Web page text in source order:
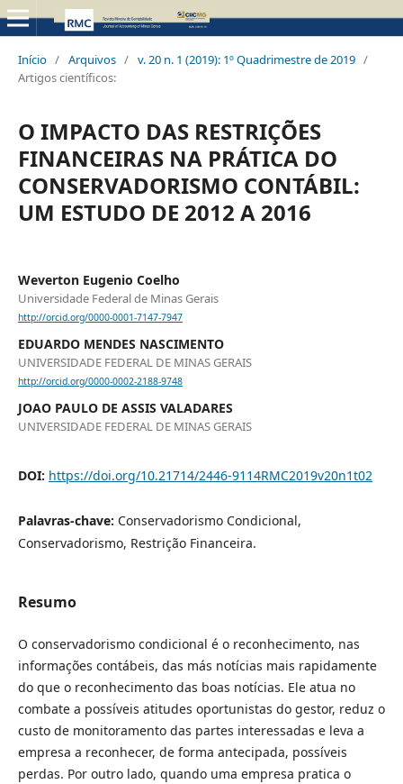
Início / Arquivos / v. 20 n. 1 (2019): 1º Quadrimestre de 2019 /
Artigos científicos:
O IMPACTO DAS RESTRIÇÕES
FINANCEIRAS NA PRÁTICA DO
CONSERVADORISMO CONTÁBIL:
UM ESTUDO DE 2012 A 2016
Weverton Eugenio Coelho
Universidade Federal de Minas Gerais
http://orcid.org/0000-0001-7147-7947
EDUARDO MENDES NASCIMENTO
UNIVERSIDADE FEDERAL DE MINAS GERAIS
http://orcid.org/0000-0002-2188-9748
JOAO PAULO DE ASSIS VALADARES
UNIVERSIDADE FEDERAL DE MINAS GERAIS
DOI: https://doi.org/10.21714/2446-9114RMC2019v20n1t02
Palavras-chave: Conservadorismo Condicional,
Conservadorismo, Restrição Financeira.
Resumo
O conservadorismo condicional é o reconhecimento, nas
informações contábeis, das más notícias mais rapidamente
do que o reconhecimento das boas notícias. Ele atua no
combate a possíveis atitudes oportunistas do gestor, reduz o
custo de monitoramento das partes interessadas e leva a
empresa a reconhecer, de forma antecipada, possíveis
perdas. Por outro lado, quando uma empresa pratica o